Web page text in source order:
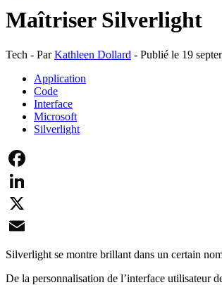
Maîtriser Silverlight
Tech - ParKathleen Dollard - Publié le 19
Application
Code
Interface
Microsoft
Silverlight
Facebook
LinkedIn
X
Email
Silverlight se montre brillant dans un certain
De la personnalisation de l’interface utilisateur